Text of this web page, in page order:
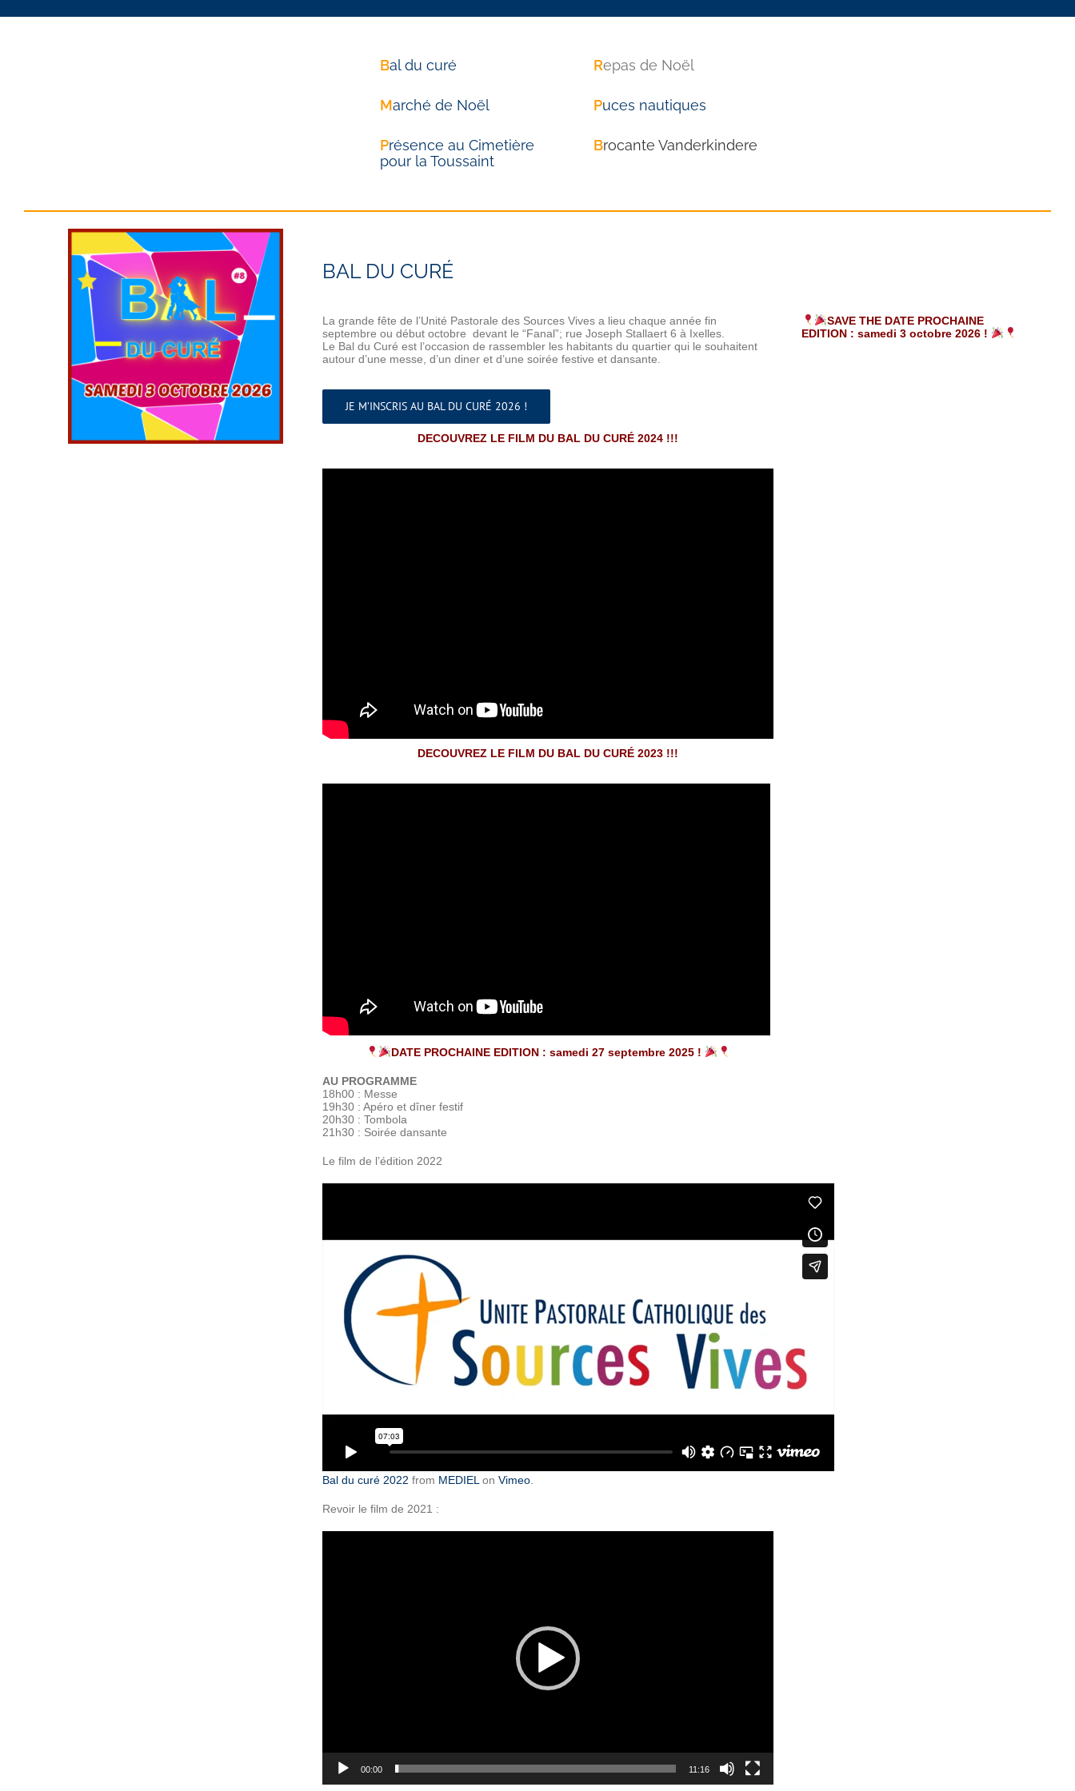
Bal du curé
Marché de Noël
Présence au Cimetière
pour la Toussaint
Repas de Noël
Puces nautiques
Brocante Vanderkindere
BAL DU CURÉ
La grande fête de l’Unité Pastorale des Sources Vives a lieu chaque année fin
septembre ou début octobre devant le “Fanal”; rue Joseph Stallaert 6 à Ixelles.
Le Bal du Curé est l’occasion de rassembler les habitants du quartier qui le souhaitent
autour d’une messe, d’un diner et d’une soirée festive et dansante.
JE M’INSCRIS AU BAL DU CURÉ 2026 !
DECOUVREZ LE FILM DU BAL DU CURÉ 2024 !!!
DECOUVREZ LE FILM DU BAL DU CURÉ 2023 !!!
DATE PROCHAINE EDITION : samedi 27 septembre 2025 !
AU PROGRAMME
18h00 : Messe
19h30 : Apéro et dîner festif
20h30 : Tombola
21h30 : Soirée dansante
Le film de l’édition 2022
Bal du curé 2022 from MEDIEL on Vimeo.
Revoir le film de 2021 :
00:00 11:16
SAVE THE DATE PROCHAINE
EDITION : samedi 3 octobre 2026 !